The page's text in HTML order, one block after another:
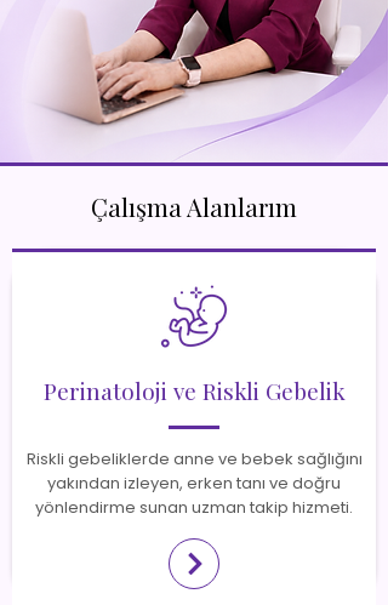
Çalışma Alanlarım
Perinatoloji ve Riskli Gebelik
Riskli gebeliklerde anne ve bebek sağlığını
yakından izleyen, erken tanı ve doğru
yönlendirme sunan uzman takip hizmeti.